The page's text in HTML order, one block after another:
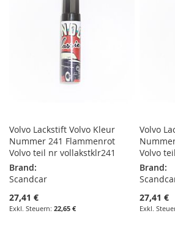
Volvo Lackstift Volvo Kleur
Nummer 241 Flammenrot
Volvo teil nr vollakstklr241
Brand:
Scandcar
27,41 €
22,65 €
Volvo
Volvo
Brand:
27,41 €